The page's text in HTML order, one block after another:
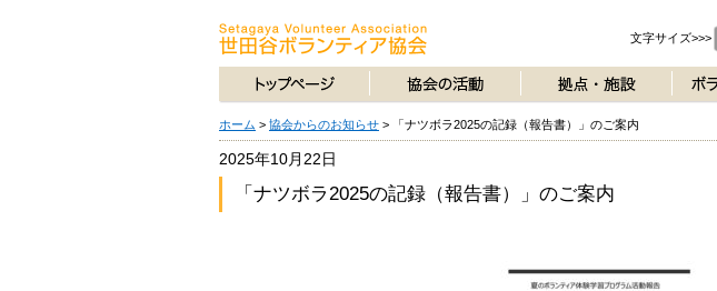
文字サイズ>>>
ホーム > 協会からのお知らせ > 「ナツボラ2025の記録（報告書）」のご案内
2025年10月22日
「ナツボラ2025の記録（報告書）」のご案内